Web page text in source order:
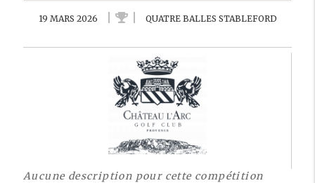
19 MARS 2026 QUATRE BALLES STABLEFORD
Aucune description pour cette compétition